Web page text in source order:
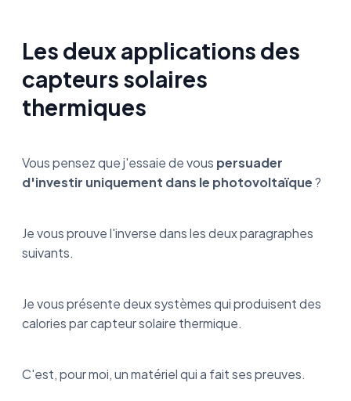
Les deux applications des
capteurs solaires
thermiques
Vous pensez que j'essaie de vous persuader
d'investir uniquement dans le photovoltaïque?
Je vous prouve l'inverse dans les deux paragraphes
suivants.
Je vous présente deux systèmes qui produisent des
calories par capteur solaire thermique.
C'est, pour moi, un matériel qui a fait ses preuves.